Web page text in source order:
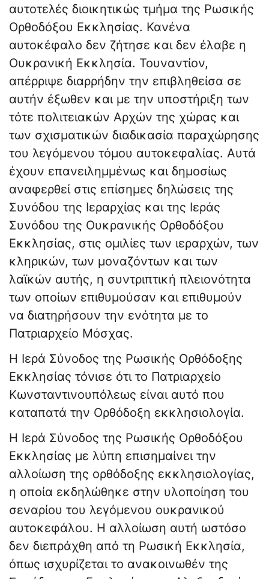
αυτοτελές διοικητικώς τμήμα της Ρωσικής
Ορθοδόξου Εκκλησίας. Κανένα
αυτοκέφαλο δεν ζήτησε και δεν έλαβε η
Ουκρανική Εκκλησία. Τουναντίον,
απέρριψε διαρρήδην την επιβληθείσα σε
αυτήν έξωθεν και με την υποστήριξη των
τότε πολιτειακών Αρχών της χώρας και
των σχισματικών διαδικασία παραχώρησης
του λεγόμενου τόμου αυτοκεφαλίας. Αυτά
έχουν επανειλημμένως και δημοσίως
αναφερθεί στις επίσημες δηλώσεις της
Συνόδου της Ιεραρχίας και της Ιεράς
Συνόδου της Ουκρανικής Ορθοδόξου
Εκκλησίας, στις ομιλίες των ιεραρχών, των
κληρικών, των μοναζόντων και των
λαϊκών αυτής, η συντριπτική πλειονότητα
των οποίων επιθυμούσαν και επιθυμούν
να διατηρήσουν την ενότητα με το
Πατριαρχείο Μόσχας.
Η Ιερά Σύνοδος της Ρωσικής Ορθόδοξης
Εκκλησίας τόνισε ότι το Πατριαρχείο
Κωνσταντινουπόλεως είναι αυτό που
καταπατά την Ορθόδοξη εκκλησιολογία.
Η Ιερά Σύνοδος της Ρωσικής Ορθοδόξου
Εκκλησίας με λύπη επισημαίνει την
αλλοίωση της ορθόδοξης εκκλησιολογίας,
η οποία εκδηλώθηκε στην υλοποίηση του
σεναρίου του λεγόμενου ουκρανικού
αυτοκεφάλου. Η αλλοίωση αυτή ωστόσο
δεν διεπράχθη από τη Ρωσική Εκκλησία,
όπως ισχυρίζεται το ανακοινωθέν της